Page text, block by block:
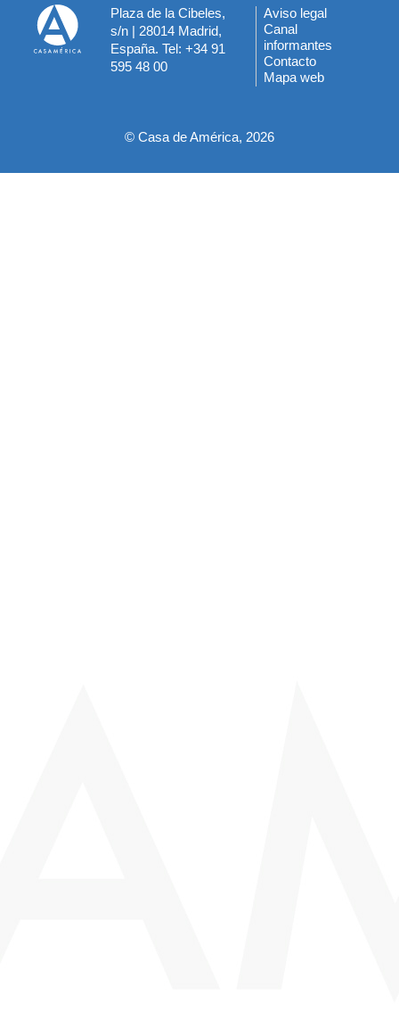
Plaza de la Cibeles,
s/n | 28014 Madrid,
España. Tel: +34 91
595 48 00
Menú
del
pie
Aviso legal
Canal
informantes
Contacto
Mapa web
© Casa de América, 2026